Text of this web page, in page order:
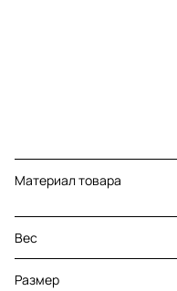
Материал товара
Вес
Размер